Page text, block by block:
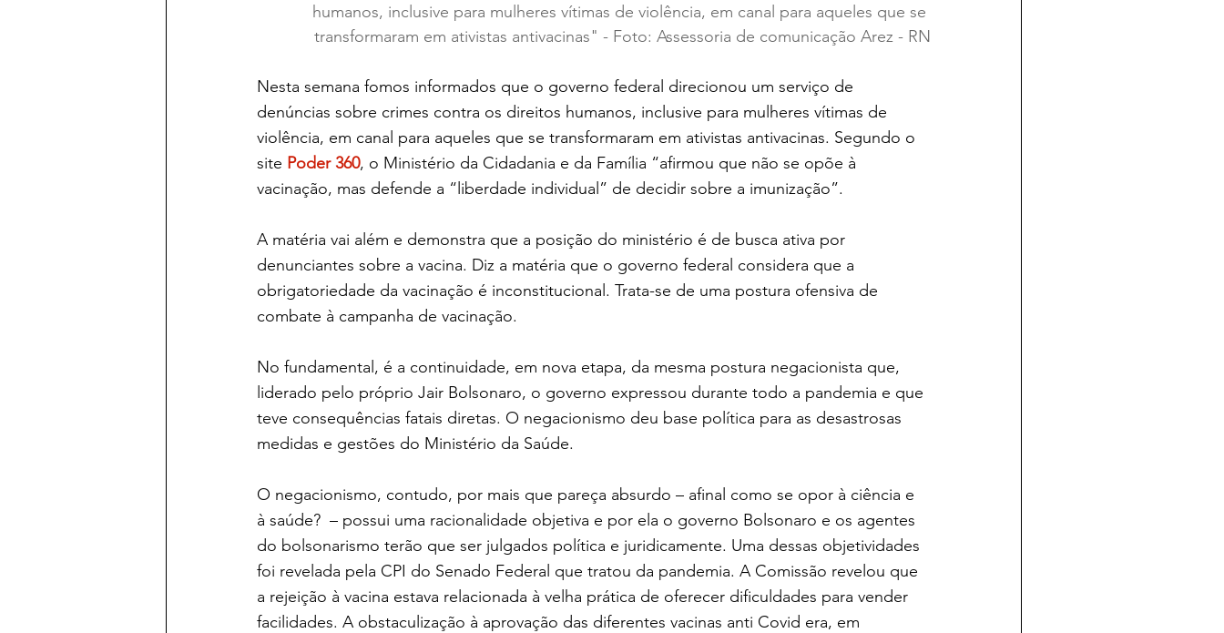
humanos, inclusive para mulheres vítimas de violência, em canal para aqueles que se
transformaram em ativistas antivacinas" - Foto: Assessoria de comunicação Arez - RN
Nesta semana fomos informados que o governo federal direcionou um serviço de
denúncias sobre crimes contra os direitos humanos, inclusive para mulheres vítimas de
violência, em canal para aqueles que se transformaram em ativistas antivacinas. Segundo o
site Poder 360, o Ministério da Cidadania e da Família “afirmou que não se opõe à
vacinação, mas defende a “liberdade individual” de decidir sobre a imunização”.
A matéria vai além e demonstra que a posição do ministério é de busca ativa por
denunciantes sobre a vacina. Diz a matéria que o governo federal considera que a
obrigatoriedade da vacinação é inconstitucional. Trata-se de uma postura ofensiva de
combate à campanha de vacinação.
No fundamental, é a continuidade, em nova etapa, da mesma postura negacionista que,
liderado pelo próprio Jair Bolsonaro, o governo expressou durante todo a pandemia e que
teve consequências fatais diretas. O negacionismo deu base política para as desastrosas
medidas e gestões do Ministério da Saúde.
O negacionismo, contudo, por mais que pareça absurdo – afinal como se opor à ciência e
à saúde?  – possui uma racionalidade objetiva e por ela o governo Bolsonaro e os agentes
do bolsonarismo terão que ser julgados política e juridicamente. Uma dessas objetividades
foi revelada pela CPI do Senado Federal que tratou da pandemia. A Comissão revelou que
a rejeição à vacina estava relacionada à velha prática de oferecer dificuldades para vender
facilidades. A obstaculização à aprovação das diferentes vacinas anti Covid era, em